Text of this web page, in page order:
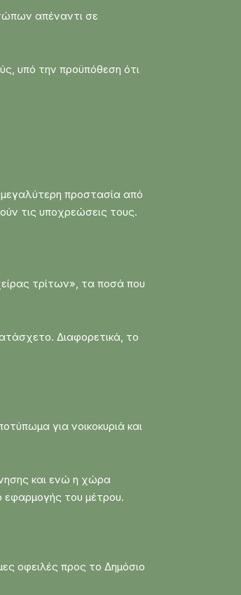
απέναντι σε
υπό την προϋπόθεση ότι
προστασία από
τις υποχρεώσεις τους.
τρίτων», τα ποσά που
Διαφορετικά, το
για νοικοκυριά και
και ενώ η χώρα
εφαρμογής του μέτρου.
οφειλές προς το Δημόσιο